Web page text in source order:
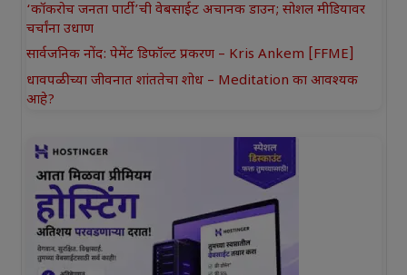
‘कॉकरोच जनता पार्टी’ची वेबसाईट अचानक डाउन; सोशल मीडियावर
चर्चांना उधाण
सार्वजनिक नोंद: पेमेंट डिफॉल्ट प्रकरण – Kris Ankem [FFME]
धावपळीच्या जीवनात शांततेचा शोध – Meditation का आवश्यक
आहे?